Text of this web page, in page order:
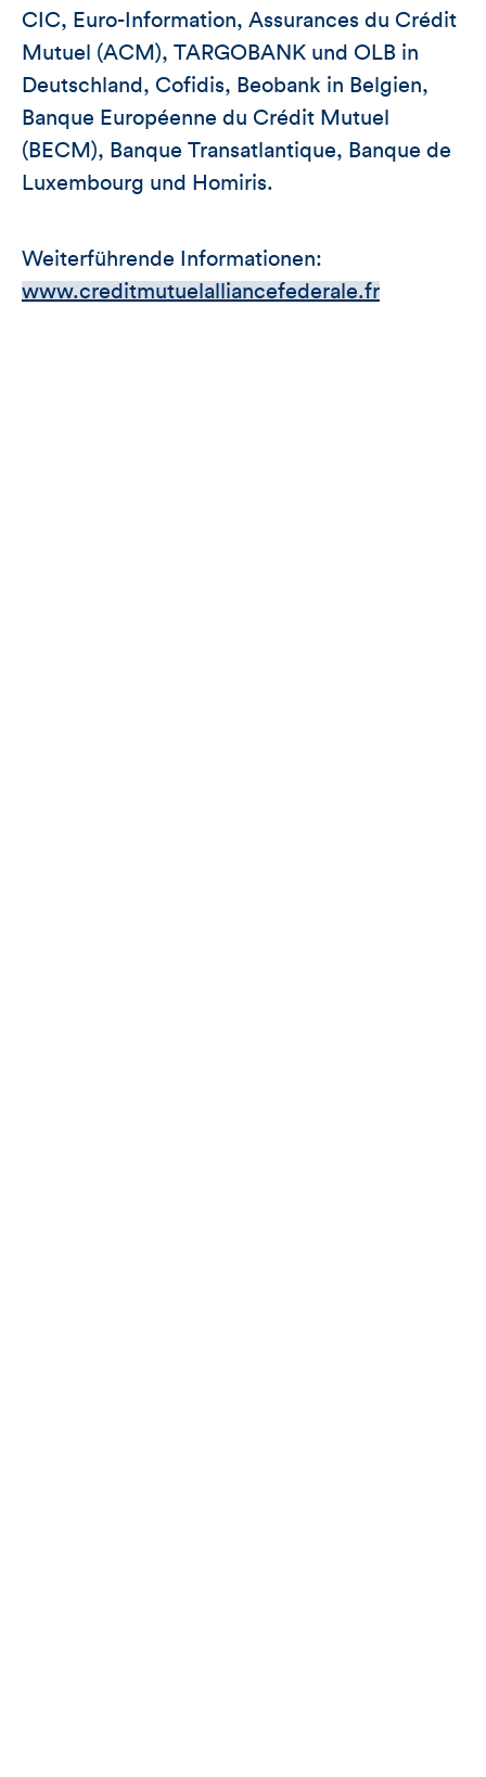
CIC, Euro-Information, Assurances du Crédit
Mutuel (ACM), TARGOBANK und OLB in
Deutschland, Cofidis, Beobank in Belgien,
Banque Européenne du Crédit Mutuel
(BECM), Banque Transatlantique, Banque de
Luxembourg und Homiris.
Weiterführende Informationen:
www.creditmutuelalliancefederale.fr